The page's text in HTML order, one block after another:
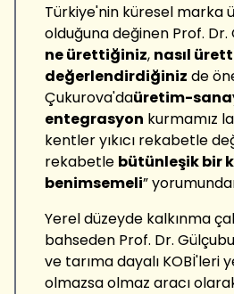
Türkiye'nin küresel marka
olduğuna değinen Prof. Dr.
ne ürettiğiniz, nasıl
değerlendirdiğiniz de
Çukurova'daüretim-
entegrasyon kurmamız
kentler yıkıcı rekabetle
rekabetle bütünleşik bir
benimsemeli”
Yerel düzeyde kalkınma
bahseden Prof. Dr.
ve tarıma dayalı KOBİ'leri
olmazsa olmaz aracı